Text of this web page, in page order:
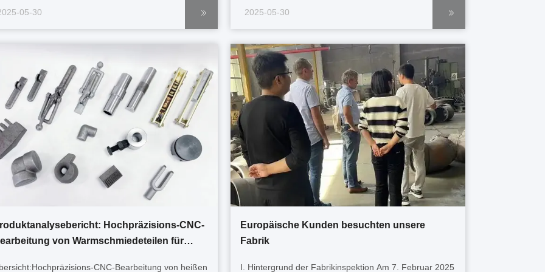
Hilfe von
die Hersteller Fertigungen
05-30
die auf spezifische Arten von Edelstahl und
2025-05-30
Hochpräzisions-CNC-
von Warmschmiedeteilen für
CNC-Bearbeitung von heißen
Europäische Kunden besuchten unsere
Fabrik
I. Hintergrund der Fabrikinspektion Am 7. Februar 2025